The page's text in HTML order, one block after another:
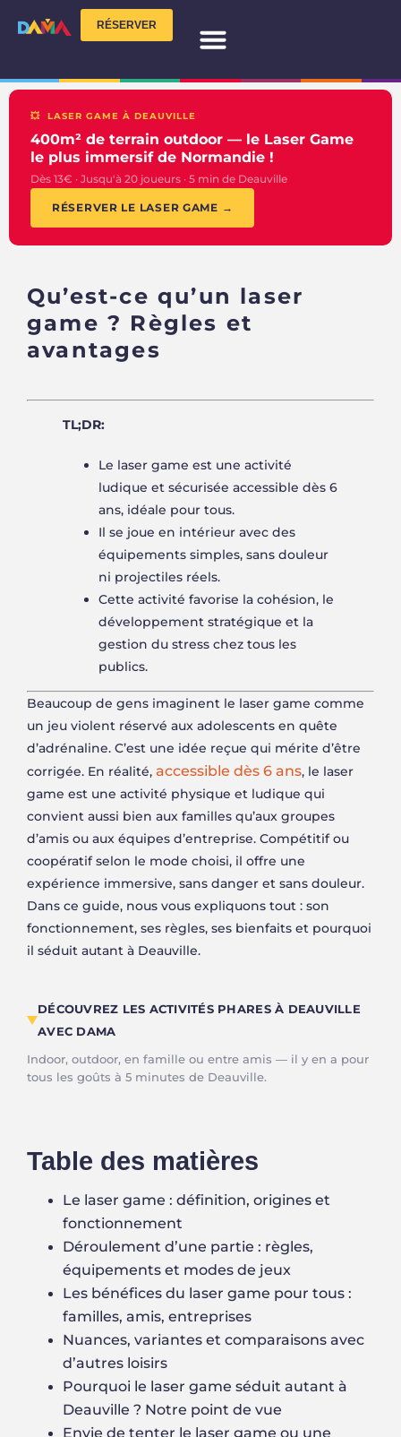
RÉSERVER
💥 LASER GAME À DEAUVILLE
400m² de terrain outdoor — le Laser Game
le plus immersif de Normandie !
Dès 13€ · Jusqu'à 20 joueurs · 5 min de Deauville
RÉSERVER LE LASER GAME →
Qu’est-ce qu’un laser
game ? Règles et
avantages
TL;DR:
Le laser game est une activité
ludique et sécurisée accessible dès 6
ans, idéale pour tous.
Il se joue en intérieur avec des
équipements simples, sans douleur
ni projectiles réels.
Cette activité favorise la cohésion, le
développement stratégique et la
gestion du stress chez tous les
publics.
Beaucoup de gens imaginent le laser game comme
un jeu violent réservé aux adolescents en quête
d’adrénaline. C’est une idée reçue qui mérite d’être
corrigée. En réalité, accessible dès 6 ans, le laser
game est une activité physique et ludique qui
convient aussi bien aux familles qu’aux groupes
d’amis ou aux équipes d’entreprise. Compétitif ou
coopératif selon le mode choisi, il offre une
expérience immersive, sans danger et sans douleur.
Dans ce guide, nous vous expliquons tout : son
fonctionnement, ses règles, ses bienfaits et pourquoi
il séduit autant à Deauville.
DÉCOUVREZ LES ACTIVITÉS PHARES À DEAUVILLE
AVEC DAMA
Indoor, outdoor, en famille ou entre amis — il y en a pour
tous les goûts à 5 minutes de Deauville.
MINI GOLF
Intérieur · Dès 2 joueurs
PADEL
Extérieur · Tout niveau
ACTION GAME LASER GAME
Table des matières
Le laser game : définition, origines et
fonctionnement
Déroulement d’une partie : règles,
équipements et modes de jeux
Les bénéfices du laser game pour tous :
familles, amis, entreprises
Nuances, variantes et comparaisons avec
d’autres loisirs
Pourquoi le laser game séduit autant à
Deauville ? Notre point de vue
Envie de tenter le laser game ou une